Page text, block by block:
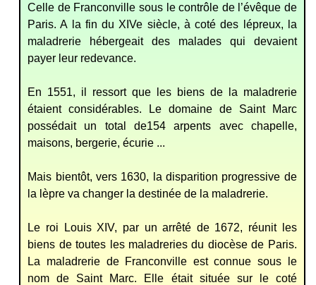
Celle de Franconville sous le contrôle de l’évêque de
Paris. A la fin du XIVe siècle, à coté des lépreux, la
maladrerie hébergeait des malades qui devaient
payer leur redevance.
En 1551, il ressort que les biens de la maladrerie
étaient considérables. Le domaine de Saint Marc
possédait un total de154 arpents avec chapelle,
maisons, bergerie, écurie ...
Mais bientôt, vers 1630, la disparition progressive de
la lèpre va changer la destinée de la maladrerie.
Le roi Louis XIV, par un arrêté de 1672, réunit les
biens de toutes les maladreries du diocèse de Paris.
La maladrerie de Franconville est connue sous le
nom de Saint Marc. Elle était située sur le coté